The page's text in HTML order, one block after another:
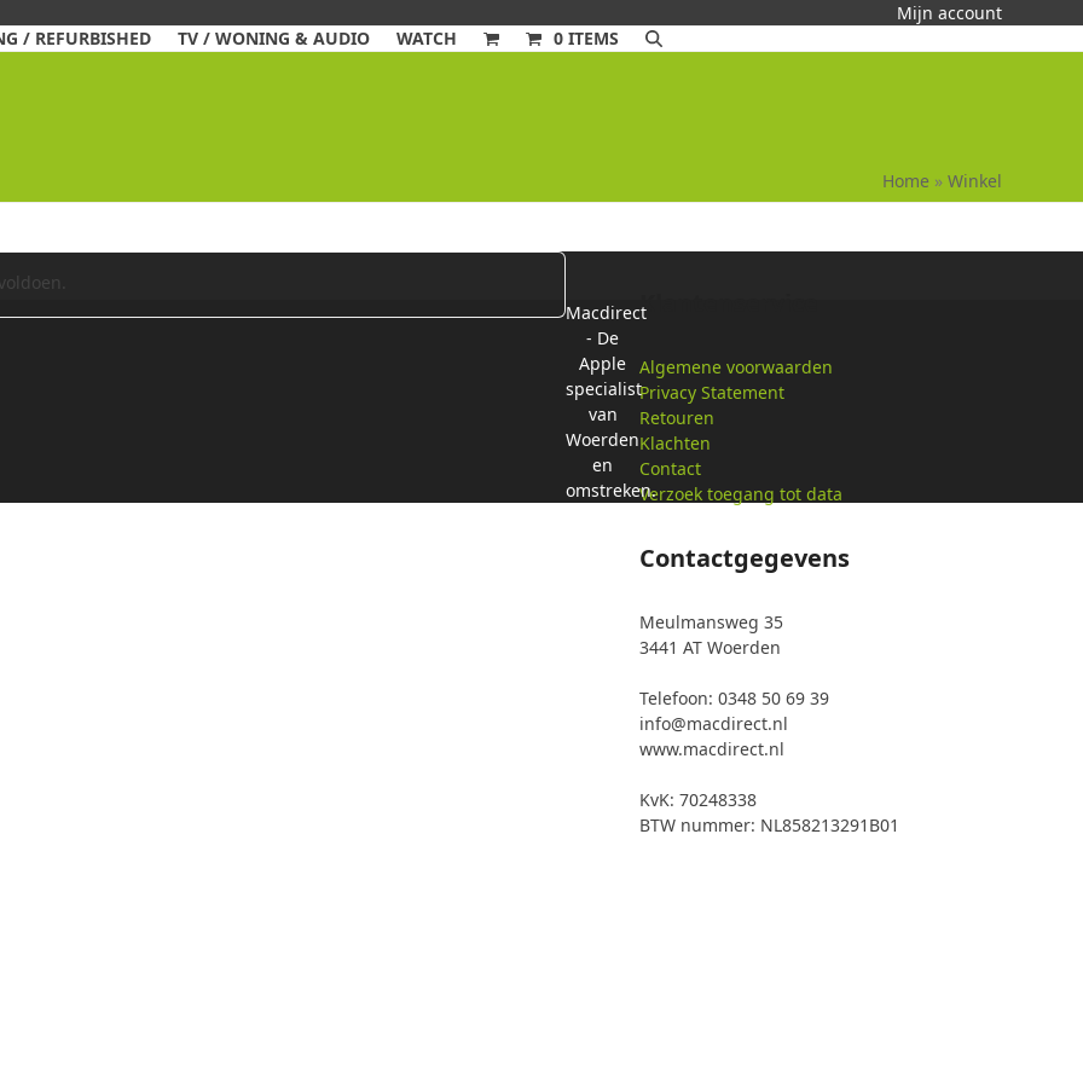
Mijn account
/ REFURBISHED TV / WONING & AUDIO WATCH 0 ITEMS
Home » Winkel
Klantenservice
Algemene voorwaarden
Privacy Statement
Retouren
Klachten
Contact
Verzoek toegang tot data
Contactgegevens
Meulmansweg 35
3441 AT Woerden
Telefoon: 0348 50 69 39
info@macdirect.nl
www.macdirect.nl
KvK: 70248338
BTW nummer: NL858213291B01
Macdirect
- De
Apple
specialist
van
Woerden
en
omstreken.